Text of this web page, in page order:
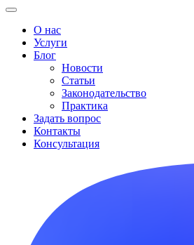
О нас
Услуги
Блог
Новости
Статьи
Законодательство
Практика
Задать вопрос
Контакты
Консультация